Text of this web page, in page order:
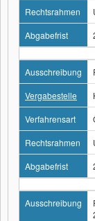
Rechtsrahmen
Abgabefrist
Ausschreibung
Vergabestelle
Verfahrensart
Rechtsrahmen
Abgabefrist
Ausschreibung